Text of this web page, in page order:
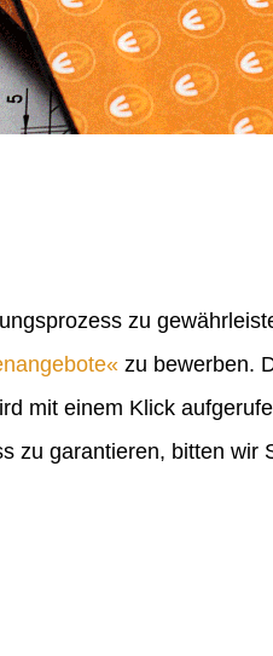
zu
zu bewerben.
mit einem Klick
zu garantieren, bitten wir